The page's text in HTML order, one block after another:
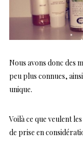
Nous avons donc des
peu plus connues,
unique.
Voilà ce que veulent
de prise en